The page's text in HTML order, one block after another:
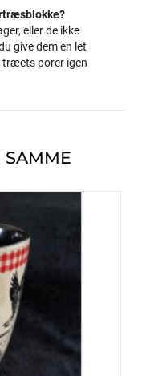
eller de ikke
give dem en let
træets porer igen
SAMME